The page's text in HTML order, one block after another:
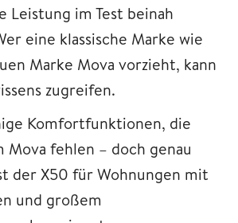
Leistung im Test beinah
eine klassische Marke wie
Marke Mova vorzieht, kann
zugreifen.
Komfortfunktionen, die
Mova fehlen – doch genau
der X50 für Wohnungen mit
und großem